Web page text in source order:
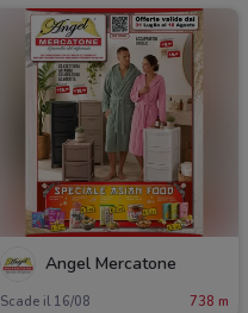
Angel Mercatone
Scade il 16/08 738 m